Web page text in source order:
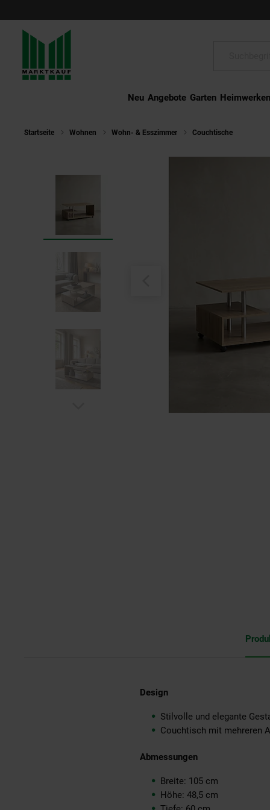
Neu Angebote Garten Heimwerken
Startseite Wohnen Wohn- & Esszimmer Couchtische
Design
Stilvolle und elegante
Couchtisch mit mehreren
Abmessungen
Breite: 105 cm
Höhe: 48,5 cm